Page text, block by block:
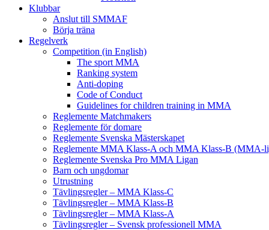
Klubbar
Anslut till SMMAF
Börja träna
Regelverk
Competition (in English)
The sport MMA
Ranking system
Anti-doping
Code of Conduct
Guidelines for children training in MMA
Reglemente Matchmakers
Reglemente för domare
Reglemente Svenska Mästerskapet
Reglemente MMA Klass-A och MMA Klass-B (MMA-
Reglemente Svenska Pro MMA Ligan
Barn och ungdomar
Utrustning
Tävlingsregler – MMA Klass-C
Tävlingsregler – MMA Klass-B
Tävlingsregler – MMA Klass-A
Tävlingsregler – Svensk professionell MMA